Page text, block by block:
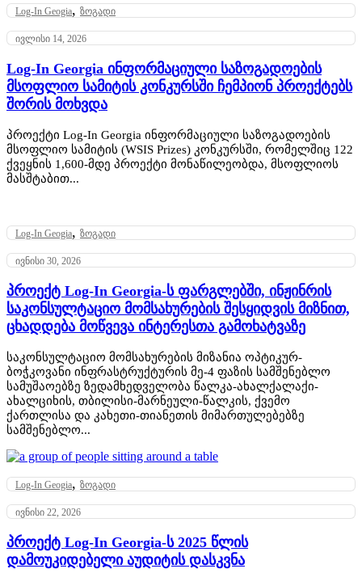
Log-In Geogia,ზოგადი
ივლისი 14, 2026
Log-In Georgia ინფორმაციული საზოგადოების
მსოფლიო სამიტის კონკურსში ჩემპიონ პროექტებს
შორის მოხვდა
პროექტი Log-In Georgia ინფორმაციული საზოგადოების
მსოფლიო სამიტის (WSIS Prizes) კონკურსში, რომელშიც 122
ქვეყნის 1,600-მდე პროექტი მონაწილეობდა, მსოფლიოს
მასშტაბით...
Log-In Geogia,ზოგადი
ივნისი 30, 2026
პროექტ Log-In Georgia-ს ფარგლებში, ინჟინრის
საკონსულტაციო მომსახურების შესყიდვის მიზნით,
ცხადდება მოწვევა ინტერესთა გამოხატვაზე
საკონსულტაციო მომსახურების მიზანია ოპტიკურ-
ბოჭკოვანი ინფრასტრუქტურის მე-4 ფაზის სამშენებლო
სამუშაოებზე ზედამხედველობა წალკა-ახალქალაქი-
ახალციხის, თბილისი-მარნეული-წალკის, ქვემო
ქართლისა და კახეთი-თიანეთის მიმართულებებზე
სამშენებლო...
Log-In Geogia,ზოგადი
ივნისი 22, 2026
პროექტ Log-In Georgia-ს 2025 წლის
დამოუკიდებელი აუდიტის დასკვნა